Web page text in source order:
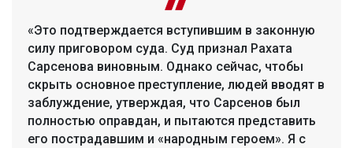
«Это подтверждается вступившим в законную
силу приговором суда. Суд признал Рахата
Сарсенова виновным. Однако сейчас, чтобы
скрыть основное преступление, людей вводят в
заблуждение, утверждая, что Сарсенов был
полностью оправдан, и пытаются представить
его пострадавшим и «народным героем». Я с